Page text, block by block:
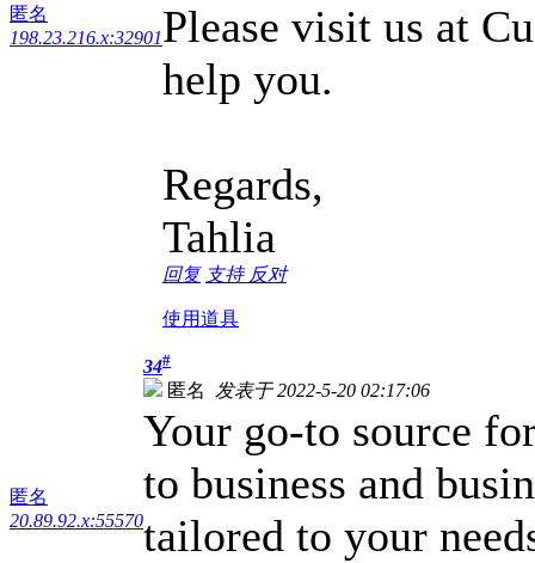
匿名
198.23.216.x:32901Please visit us at
help you.
Regards,
Tahlia
回复 支持 反对
使用道具
匿名
20.89.92.x:55570
34#
匿名 发表于 2022-5-20 02:17:06
Your go-to source
to business and
tailored to your